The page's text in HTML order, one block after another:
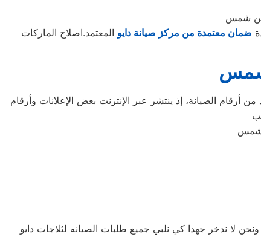
شمس
ضمان معتمدة من مركز صيانة دايو المعتمد.اصلاح الماركات
شمس
الصيانة، إذ ينتشر عبر الإنترنت بعض الإعلانات وأرقام